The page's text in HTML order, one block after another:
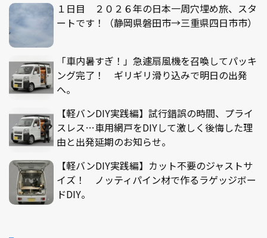
１日目 ２０２６年の日本一周穴埋め旅、スタ
ートです！（静岡県磐田市→三重県四日市市）
「車内暑すぎ！」急遽扇風機を召喚してパッキ
ング完了！ ギリギリ滑り込みで明日の出発
へ。
【軽バンDIY実践編】試行錯誤の時間、プライ
スレス…車用網戸をDIYして激しく後悔した理
由と出発延期のお知らせ。
【軽バンDIY実践編】カット不要のジャストサ
イズ！ ノッティパイン材で作るラゲッジボー
ドDIY。